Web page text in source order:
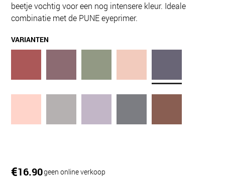
beetje vochtig voor een nog intensere kleur. Ideale
combinatie met de PUNE eyeprimer.
VARIANTEN
€16.90geen online verkoop